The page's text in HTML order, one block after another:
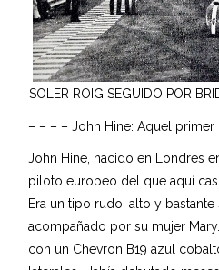
SOLER ROIG SEGUIDO POR
– – – – John Hine: Aquel primer
John Hine, nacido en Londres
piloto europeo del que aquí
Era un tipo rudo, alto y
acompañado por su mujer
con un Chevron B19 azul